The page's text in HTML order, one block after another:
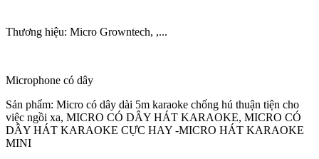
Thương hiệu: Micro Growntech, ,...
Microphone có dây
Sản phẩm: Micro có dây dài 5m karaoke chống hú thuận tiện cho
việc ngồi xa, MICRO CÓ DÂY HÁT KARAOKE, MICRO CÓ
DÂY HÁT KARAOKE CỰC HAY -MICRO HÁT KARAOKE
MINI